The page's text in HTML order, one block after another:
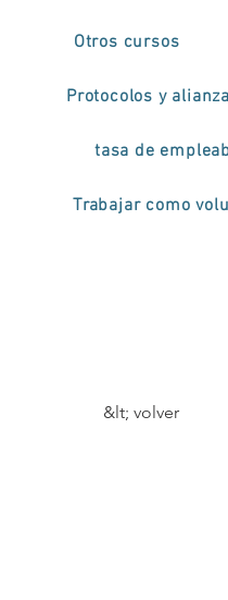
Otros cursos
Protocolos y
tasa de
Trabajar como
&lt; volver